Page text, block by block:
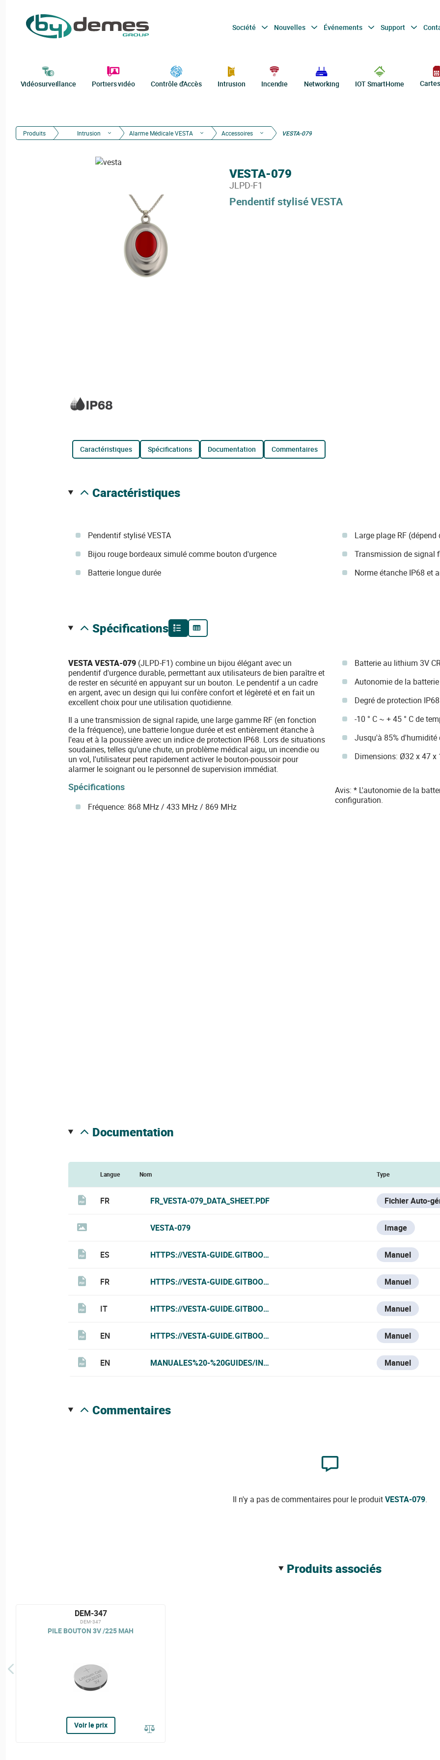
Société Nouvelles Événements Support
Vidéosurveillance Portiers vidéo Contrôle d'Accès Intrusion Incendie Networking IOT SmartHome
Produits Intrusion Alarme Médicale VESTA Accessoires VESTA-079
Pendentif stylisé VESTA
VESTA-079
JLPD-F1
caractéristiques spécifications documentation commentaires
caractéristiques
Pendentif stylisé VESTA
Bijou rouge bordeaux simulé comme bouton d'urgence
Batterie longue durée
Large plage RF
Transmission de signal
Norme étanche IP68 et
spécifications
VESTA VESTA-079(JLPD-F1) combine un bijou élégant avec un
pendentif d'urgence durable, permettant aux utilisateurs de bien paraître et
de rester en sécurité en appuyant sur un bouton. Le pendentif a un cadre
en argent, avec un design qui lui confère confort et légèreté et en fait un
excellent choix pour une utilisation quotidienne.
Il a une transmission de signal rapide, une large gamme RF (en fonction
de la fréquence), une batterie longue durée et est entièrement étanche à
l'eau et à la poussière avec un indice de protection IP68. Lors de situations
soudaines, telles qu'une chute, un problème médical aigu, un incendie ou
un vol, l'utilisateur peut rapidement activer le bouton-poussoir pour
alarmer le soignant ou le personnel de supervision immédiat.
Spécifications
Fréquence: 868 MHz / 433 MHz / 869 MHz
Batterie au lithium 3V
Autonomie de la
Degré de protection IP68
-10 ° C ~ + 45 ° C de
Jusqu'à 85%
Dimensions: Ø32 x 47 x
Avis: * L'autonomie de la
configuration.
documentation
Langue Nom Type
FR FR_VESTA-079_DATA_SHEET.PDF Fichier Auto-
VESTA-079 Image
ES HTTPS://VESTA-GUIDE.GITBOOK.IO/VESTA-KNOWLEDGE-BASE/V/ESPANOL/
Manuel
FR HTTPS://VESTA-GUIDE.GITBOOK.IO/VESTA-KNOWLEDGE-BASE/V/FRANCE-1/
Manuel
IT HTTPS://VESTA-GUIDE.GITBOOK.IO/VESTA-KNOWLEDGE-BASE/V/ITALIAN/
Manuel
EN HTTPS://VESTA-GUIDE.GITBOOK.IO/VESTA-KNOWLEDGE-BASE/VESTA-079
Manuel
EN MANUALES%20-%20GUIDES/INTRUSION/VESTA/SENSOR%20CAIDA-Manuel
commentaires
Il n'y a pas de commentaires pour le produitVESTA-079.
produits associés
DEM-347
DEM-347
PILE BOUTON 3V /225 MAH
Voir le prix